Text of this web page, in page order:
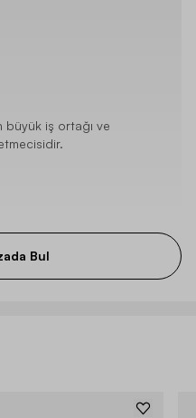
büyük iş ortağı ve
Bul